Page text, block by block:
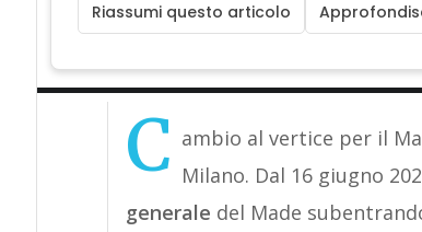
Riassumi questo articolo
C ambio al vertice per il
Milano. Dal 16 giugno
generale del Made